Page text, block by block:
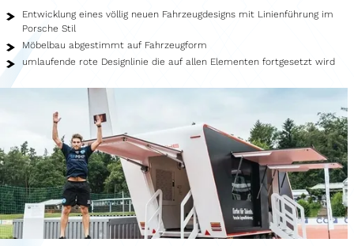
Merchandise
Blutspendemobil
Leistungen
Fahrzeugbau
Fahrzeugservice
Fahrzeughandel
Entwicklung eines völlig neuen Fahrzeugdesigns mit Linienführung im
Porsche Stil
Möbelbau abgestimmt auf Fahrzeugform
umlaufende rote Designlinie die auf allen Elementen fortgesetzt wird